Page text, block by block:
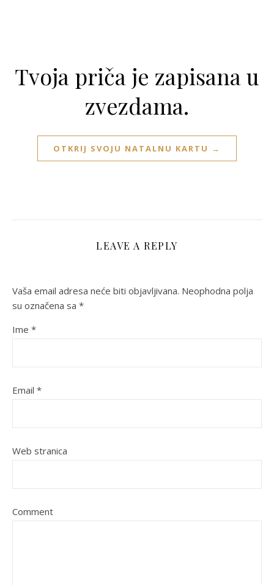
Tvoja priča je zapisana u
zvezdama.
OTKRIJ SVOJU NATALNU KARTU →
LEAVE A REPLY
Vaša email adresa neće biti objavljivana. Neophodna polja
su označena sa *
Ime *
Email *
Web stranica
Comment